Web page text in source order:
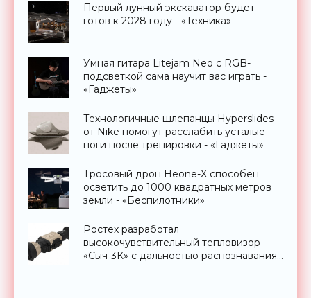
Первый лунный экскаватор будет
готов к 2028 году - «Техника»
Умная гитара Litejam Neo с RGB-
подсветкой сама научит вас играть -
«Гаджеты»
Технологичные шлепанцы Hyperslides
от Nike помогут расслабить усталые
ноги после тренировки - «Гаджеты»
Тросовый дрон Heone-X способен
осветить до 1000 квадратных метров
земли - «Беспилотники»
Ростех разработал
высокочувствительный тепловизор
«Сыч-3К» с дальностью распознавания